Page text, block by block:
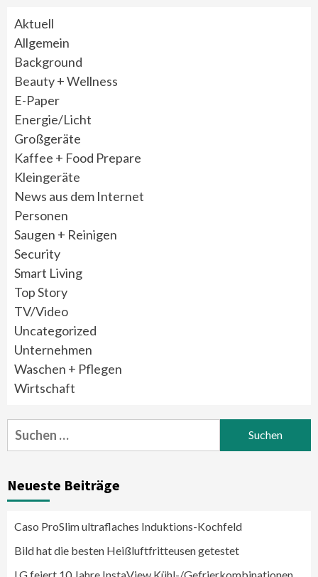
Aktuell
Allgemein
Background
Beauty + Wellness
E-Paper
Energie/Licht
Großgeräte
Kaffee + Food Prepare
Kleingeräte
News aus dem Internet
Personen
Saugen + Reinigen
Security
Smart Living
Top Story
TV/Video
Uncategorized
Unternehmen
Waschen + Pflegen
Wirtschaft
Suchen
nach:
Neueste Beiträge
Caso ProSlim ultraflaches Induktions-Kochfeld
Bild hat die besten Heißluftfritteusen getestet
LG feiert 10 Jahre InstaView Kühl-/Gefrierkombinationen